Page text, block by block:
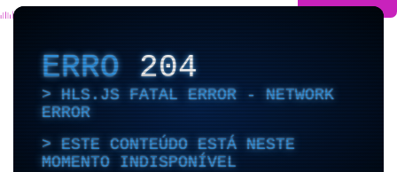
ERRO204
HLS.JS FATAL ERROR - NETWORK
ERROR
ESTE CONTEÚDO ESTÁ NESTE
MOMENTO INDISPONÍVEL